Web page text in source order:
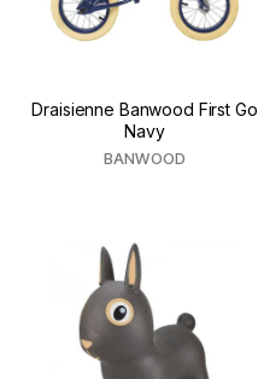
Draisienne Banwood First Go
Navy
BANWOOD